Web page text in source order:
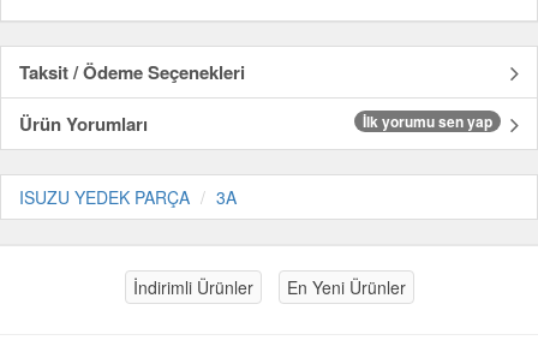
Taksit / Ödeme Seçenekleri
Ürün Yorumları
İlk yorumu sen yap
ISUZU YEDEK PARÇA 3A
İndirimli Ürünler En Yeni Ürünler